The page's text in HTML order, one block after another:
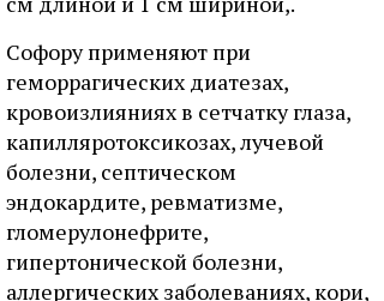
Софору применяют при
геморрагических диатезах,
кровоизлияниях в сетчатку глаза,
капилляротоксикозах, лучевой
болезни, септическом
эндокардите, ревматизме,
гломерулонефрите,
гипертонической болезни,
аллергических заболеваниях, кори,